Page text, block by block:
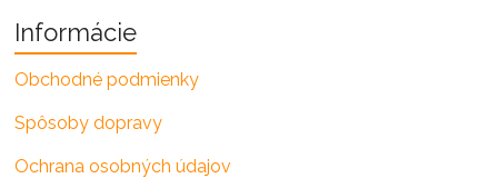
Informácie
Obchodné podmienky
Spôsoby dopravy
Ochrana osobných údajov